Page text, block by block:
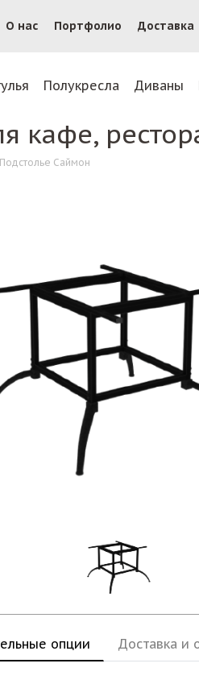
О нас Портфолио Доставка
Полукресла Диваны
кафе,
Подстолье Саймон
опции Доставка и